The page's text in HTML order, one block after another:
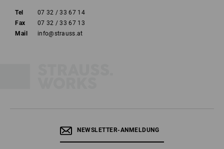
Tel
07 32 / 33 67 14
Fax
07 32 / 33 67 13
Mail
info@strauss.at
NEWSLETTER-ANMELDUNG